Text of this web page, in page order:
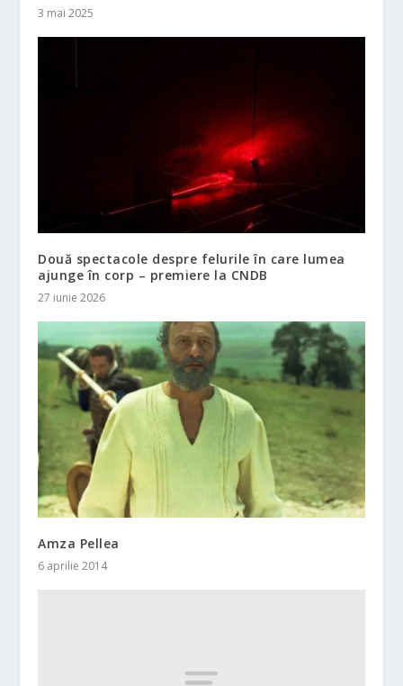
3 mai 2025
Două spectacole despre felurile în care lumea
ajunge în corp – premiere la CNDB
27 iunie 2026
Amza Pellea
6 aprilie 2014